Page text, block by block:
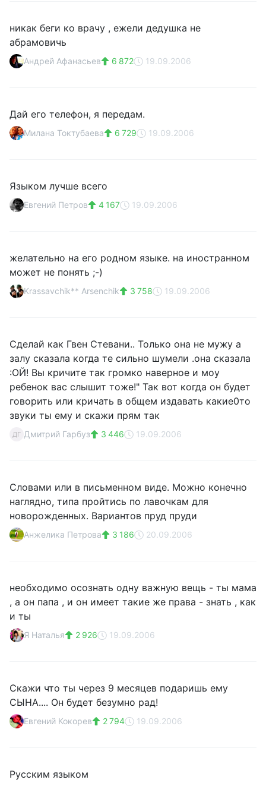
никак беги ко врачу , ежели дедушка не
абрамовичь
Андрей Афанасьев 6 872 19.09.2006
Дай его телефон, я передам.
Милана Токтубаева 6 729 19.09.2006
Языком лучше всего
Евгений Петров 4 167 19.09.2006
желательно на его родном языке. на иностранном
может не понять ;-)
Krassavchik** Arsenchik 3 758 19.09.2006
Сделай как Гвен Стевани.. Только она не мужу а
залу сказала когда те сильно шумели .она сказала
:ОЙ! Вы кричите так громко наверное и моу
ребенок вас слышит тоже!" Так вот когда он будет
говорить или кричать в общем издавать какие0то
звуки ты ему и скажи прям так
ДГ Дмитрий Гарбуз 3 446 19.09.2006
Словами или в письменном виде. Можно конечно
наглядно, типа пройтись по лавочкам для
новорожденных. Вариантов пруд пруди
Анжелика Петрова 3 186 20.09.2006
необходимо осознать одну важную вещь - ты мама
, а он папа , и он имеет такие же права - знать , как
и ты
Я Наталья 2 926 19.09.2006
Скажи что ты через 9 месяцев подаришь ему
СЫНА.... Он будет безумно рад!
Евгений Кокорев 2 794 19.09.2006
Русским языком